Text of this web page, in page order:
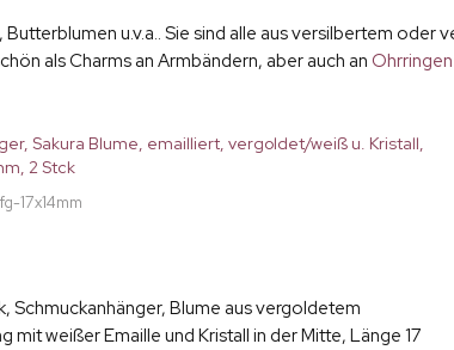
u.v.a.. Sie sind alle aus versilbertem oder
als Charms an Armbändern, aber auch an Ohrringen
Sakura Blume, emailliert, vergoldet/weiß u. Kristall,
2 Stck
17x14mm
Schmuckanhänger, Blume aus vergoldetem
mit weißer Emaille und Kristall in der Mitte, Länge 17